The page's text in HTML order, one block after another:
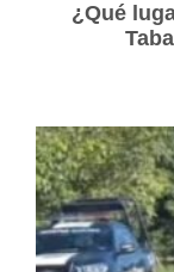
¿Qué